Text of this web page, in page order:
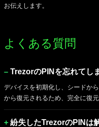
お伝えします。
よくある質問
TrezorのPINを忘れてし
デバイスを初期化し、シードか
から復元されるため、完全に復元
紛失したTrezorのPINは